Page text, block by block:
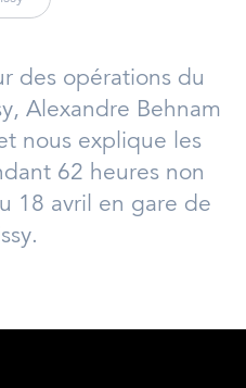
des opérations du
Alexandre Behnam
nous explique les
62 heures non
18 avril en gare de